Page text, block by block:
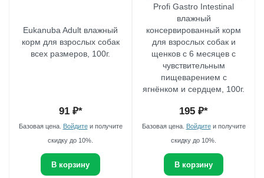
Eukanuba Adult влажный
корм для взрослых собак
всех размеров, 100г.
91₽*
Базовая цена. Войдитеи получите
скидку до 10%.
В корзину
Profi Gastro Intestinal
влажный
консервированный корм
для взрослых собак и
щенков с 6 месяцев с
чувствительным
пищеварением с
ягнёнком и сердцем, 100г.
195 ₽*
Базовая цена. Войдитеи получите
скидку до 10%.
В корзину